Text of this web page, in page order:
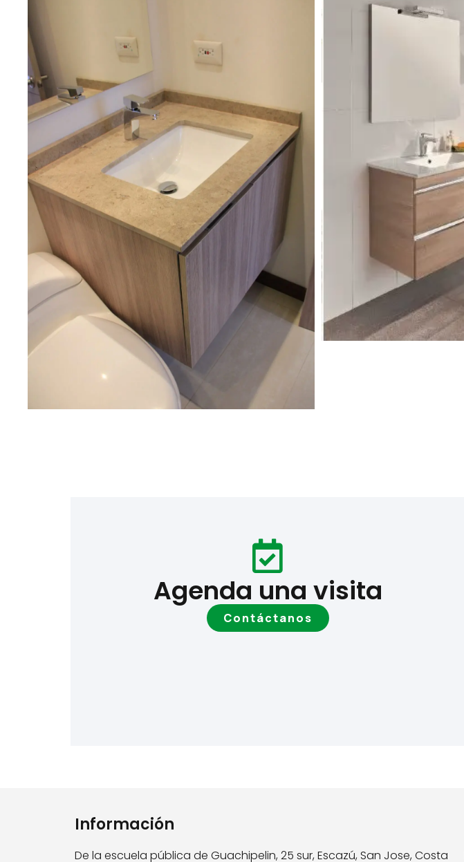
Agenda una visita
Contáctanos
Información
De la escuela pública de Guachipelin, 25 sur, Escazú, San Jose, Costa